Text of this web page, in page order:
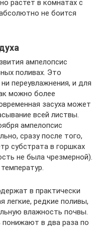
растет в комнатах с
не боится
ампелопсис
поливах. Это
переувлажнения, и для
можно более
засуха может
всей листвы.
ампелопсис
сразу после того,
субстрата в горшках
не была чрезмерной).
в практически
легкие, редкие поливы,
влажность почвы.
в два раза по